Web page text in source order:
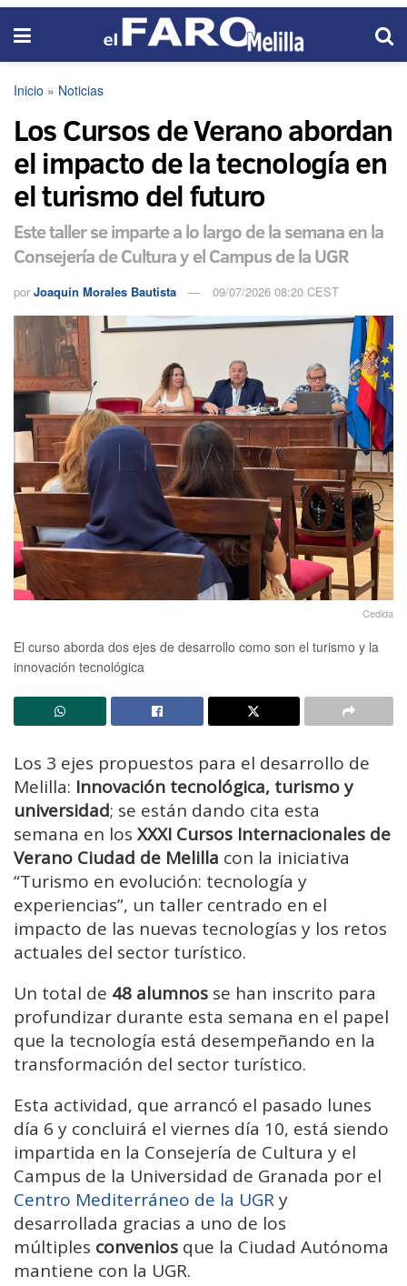
Inicio » Noticias
Los Cursos de Verano abordan
el impacto de la tecnología en
el turismo del futuro
Este taller se imparte a lo largo de la semana en la
Consejería de Cultura y el Campus de la UGR
por Joaquín Morales Bautista 09/07/2026 08:20 CEST
Cedida
El curso aborda dos ejes de desarrollo como son el turismo y la
innovación tecnológica
Los 3 ejes propuestos para el desarrollo de
Melilla: Innovación tecnológica, turismo y
universidad; se están dando cita esta
semana en los XXXI Cursos Internacionales de
Verano Ciudad de Melilla con la iniciativa
“Turismo en evolución: tecnología y
experiencias”, un taller centrado en el
impacto de las nuevas tecnologías y los retos
actuales del sector turístico.
Un total de 48 alumnos se han inscrito para
profundizar durante esta semana en el papel
que la tecnología está desempeñando en la
transformación del sector turístico.
Esta actividad, que arrancó el pasado lunes
día 6 y concluirá el viernes día 10, está siendo
impartida en la Consejería de Cultura y el
Campus de la Universidad de Granada por el
Centro Mediterráneo de la UGRy
desarrollada gracias a uno de los
múltiples convenios que la Ciudad Autónoma
mantiene con la UGR.